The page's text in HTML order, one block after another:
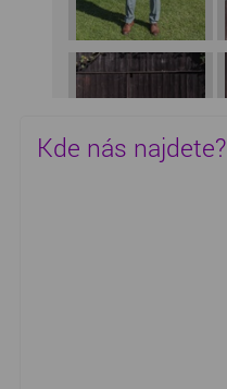
Kde nás najdete?